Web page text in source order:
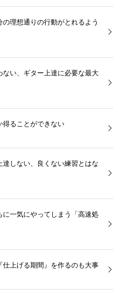
の理想通りの行動がとれるよう
い、ギター上達に必要な最大
得ることができない
しない、良くない練習とはな
一気にやってしまう「高速処
上げる期間』を作るのも大事